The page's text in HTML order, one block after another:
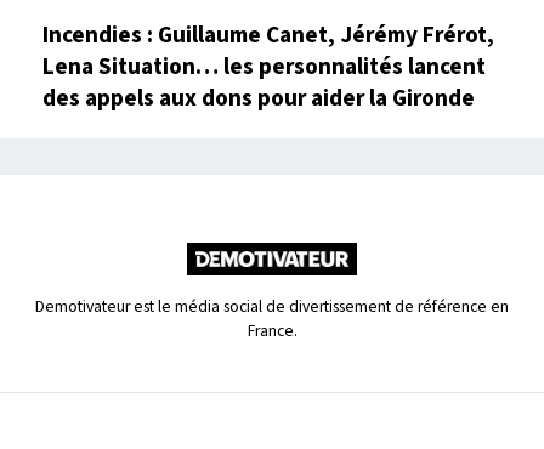
Incendies : Guillaume Canet, Jérémy Frérot,
Lena Situation… les personnalités lancent
des appels aux dons pour aider la Gironde
Demotivateur est le média social de divertissement de référence en
France.